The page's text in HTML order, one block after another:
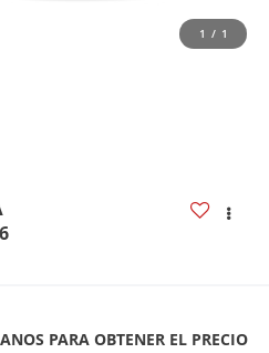
1 / 1
PARA OBTENER EL PRECIO